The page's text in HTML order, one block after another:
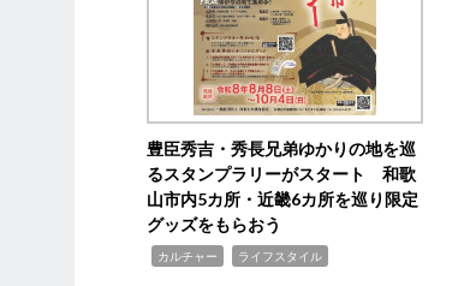
豊臣秀吉・秀長兄弟ゆかりの地を巡
るスタンプラリーがスタート 和歌
山市内5カ所・近畿6カ所を巡り限定
グッズをもらおう
カルチャー ライフスタイル